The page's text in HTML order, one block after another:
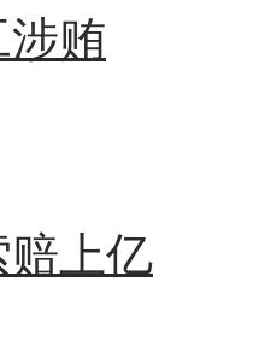
涉贿
上亿